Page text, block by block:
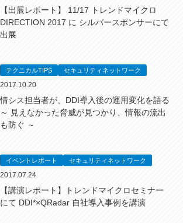
【出展レポート】 11/17 トレンドマイクロ
DIRECTION 2017 に シルバースポンサーにて
出展
テクニカルTIPS セキュリティネットワーク
2017.10.20
情シス担当者が、DDI導入後の運用変化を語る
～ 見えなかった脅威が見つかり、情報の流出
も防ぐ ～
イベントレポート セキュリティネットワーク
2017.07.24
【講演レポート】トレンドマイクロセミナー
にて DDI*×QRadar 自社導入事例を講演